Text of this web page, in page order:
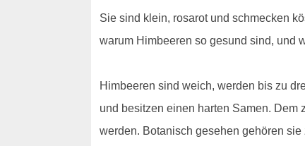
Sie sind klein, rosarot und schmecken
warum Himbeeren so gesund sind, und
Himbeeren sind weich, werden bis zu
und besitzen einen harten Samen. Dem
werden. Botanisch gesehen gehören